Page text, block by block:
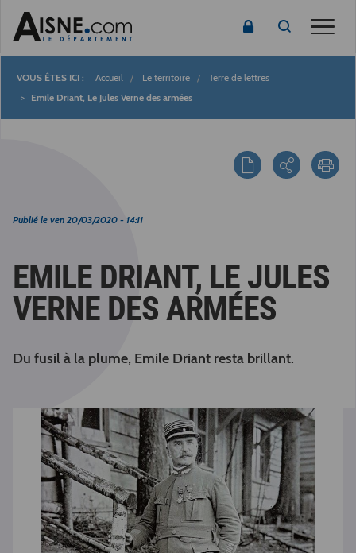
Fil
Accueil Le territoire
Terre de lettres
Emile Driant, Le Jules Verne des armées
Publié le ven 20/03/2020 - 14:11
EMILE DRIANT, LE JULES
VERNE DES ARMÉES
Du fusil à la plume, Emile Driant resta brillant.